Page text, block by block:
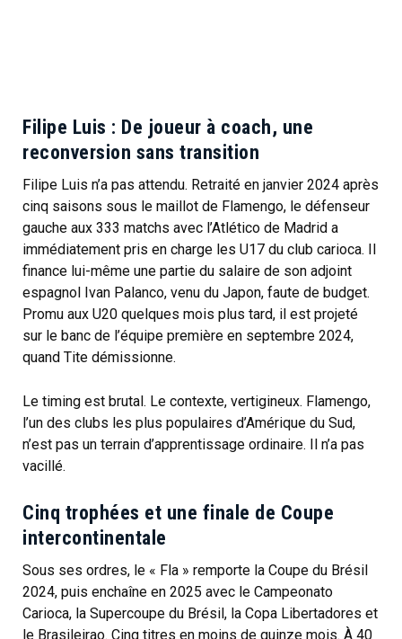
Filipe Luis : De joueur à coach, une
reconversion sans transition
Filipe Luis n’a pas attendu. Retraité en janvier 2024 après
cinq saisons sous le maillot de Flamengo, le défenseur
gauche aux 333 matchs avec l’Atlético de Madrid a
immédiatement pris en charge les U17 du club carioca. Il
finance lui-même une partie du salaire de son adjoint
espagnol Ivan Palanco, venu du Japon, faute de budget.
Promu aux U20 quelques mois plus tard, il est projeté
sur le banc de l’équipe première en septembre 2024,
quand Tite démissionne.
Le timing est brutal. Le contexte, vertigineux. Flamengo,
l’un des clubs les plus populaires d’Amérique du Sud,
n’est pas un terrain d’apprentissage ordinaire. Il n’a pas
vacillé.
Cinq trophées et une finale de Coupe
intercontinentale
Sous ses ordres, le « Fla » remporte la Coupe du Brésil
2024, puis enchaîne en 2025 avec le Campeonato
Carioca, la Supercoupe du Brésil, la Copa Libertadores et
le Brasileirao. Cinq titres en moins de quinze mois. À 40